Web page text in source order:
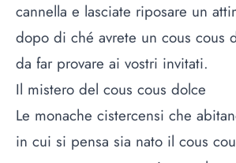
cannella e lasciate riposare un
dopo di ché avrete un cous cous
da far provare ai vostri invitati.
Il mistero del cous cous dolce
Le monache cistercensi che
in cui si pensa sia nato il cous